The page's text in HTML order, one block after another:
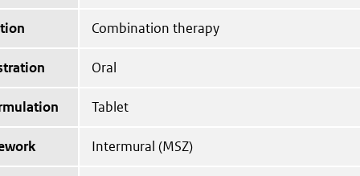
Combination therapy
Oral
Tablet
Intermural (MSZ)